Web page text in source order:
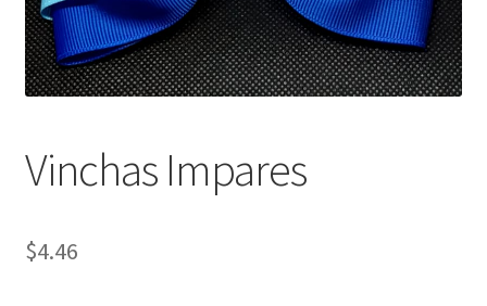
Vinchas Impares
$4.46